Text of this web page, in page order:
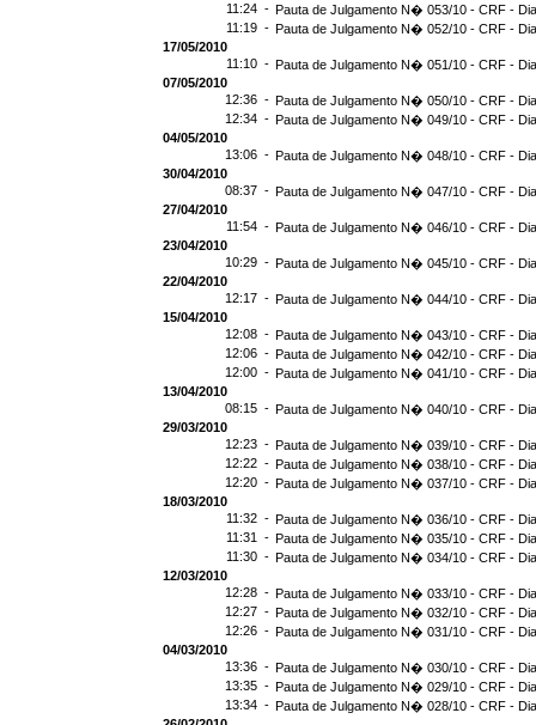
11:24 - Pauta de Julgamento N� 053/10 - CRF -
11:19 - Pauta de Julgamento N� 052/10 - CRF -
17/05/2010
11:10 - Pauta de Julgamento N� 051/10 - CRF -
07/05/2010
12:36 - Pauta de Julgamento N� 050/10 - CRF -
12:34 - Pauta de Julgamento N� 049/10 - CRF -
04/05/2010
13:06 - Pauta de Julgamento N� 048/10 - CRF -
30/04/2010
08:37 - Pauta de Julgamento N� 047/10 - CRF -
27/04/2010
11:54 - Pauta de Julgamento N� 046/10 - CRF -
23/04/2010
10:29 - Pauta de Julgamento N� 045/10 - CRF -
22/04/2010
12:17 - Pauta de Julgamento N� 044/10 - CRF -
15/04/2010
12:08 - Pauta de Julgamento N� 043/10 - CRF -
12:06 - Pauta de Julgamento N� 042/10 - CRF -
12:00 - Pauta de Julgamento N� 041/10 - CRF -
13/04/2010
08:15 - Pauta de Julgamento N� 040/10 - CRF -
29/03/2010
12:23 - Pauta de Julgamento N� 039/10 - CRF -
12:22 - Pauta de Julgamento N� 038/10 - CRF -
12:20 - Pauta de Julgamento N� 037/10 - CRF -
18/03/2010
11:32 - Pauta de Julgamento N� 036/10 - CRF -
11:31 - Pauta de Julgamento N� 035/10 - CRF -
11:30 - Pauta de Julgamento N� 034/10 - CRF -
12/03/2010
12:28 - Pauta de Julgamento N� 033/10 - CRF -
12:27 - Pauta de Julgamento N� 032/10 - CRF -
12:26 - Pauta de Julgamento N� 031/10 - CRF -
04/03/2010
13:36 - Pauta de Julgamento N� 030/10 - CRF -
13:35 - Pauta de Julgamento N� 029/10 - CRF -
13:34 - Pauta de Julgamento N� 028/10 - CRF -